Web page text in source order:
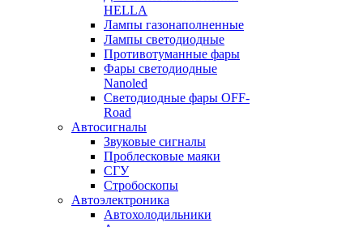
HELLA
Лампы газонаполненные
Лампы светодиодные
Противотуманные фары
Фары светодиодные
Nanoled
Светодиодные фары OFF-
Road
Автосигналы
Звуковые сигналы
Проблесковые маяки
СГУ
Стробоскопы
Автоэлектроника
Автохолодильники